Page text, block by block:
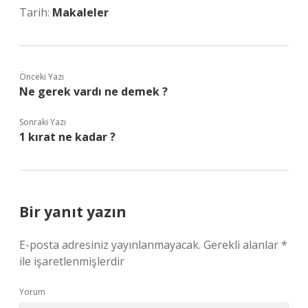
Tarih: Makaleler
Önceki Yazı
Ne gerek vardı ne demek ?
Sonraki Yazı
1 kırat ne kadar ?
Bir yanıt yazın
E-posta adresiniz yayınlanmayacak. Gerekli alanlar*
ile işaretlenmişlerdir
Yorum